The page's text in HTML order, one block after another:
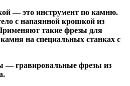
— это инструмент по камню.
с напаянной крошкой из
такие фрезы для
на специальных станках с
— гравировальные фрезы из